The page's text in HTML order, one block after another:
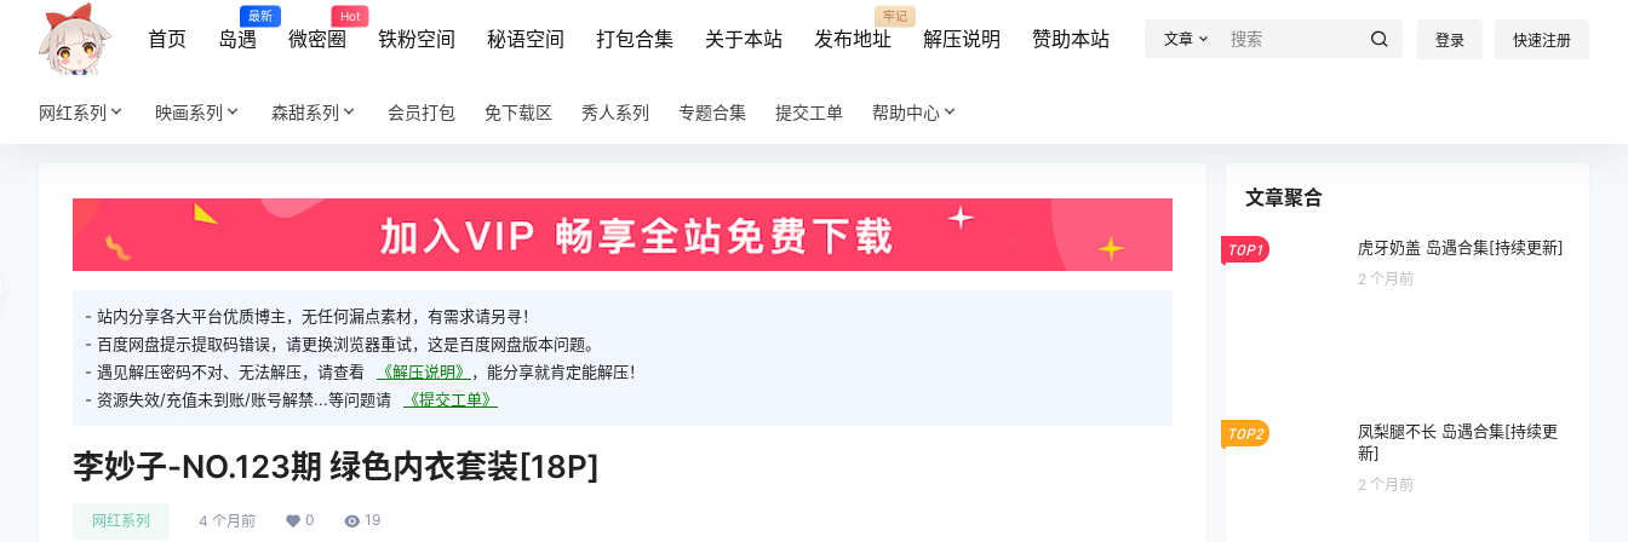
首页 岛遇
最新
微密圈
Hot
铁粉空间 秘语空间 打包合集 关于本站 发布地址
牢记
解压说明 赞助本站 文章 登录 快速注册
网红系列 映画系列 森甜系列 会员打包 免下载区 秀人系列 专题合集 提交工单 帮助中心
- 站内分享各大平台优质博主，无任何漏点素材，有需求请另寻！
- 百度网盘提示提取码错误，请更换浏览器重试，这是百度网盘版本问题。
- 遇见解压密码不对、无法解压，请查看
《解压说明》 ，能分享就肯定能解压！
- 资源失效/充值未到账/账号解禁...等问题请
《提交工单》
李妙子-NO.123期 绿色内衣套装[18P]
网红系列 4 个月前 0 19
文章聚合
TOP1 虎牙奶盖 岛遇合集[持续更新]
2 个月前
TOP2
凤梨腿不长 岛遇合集[持续更
新]
2 个月前